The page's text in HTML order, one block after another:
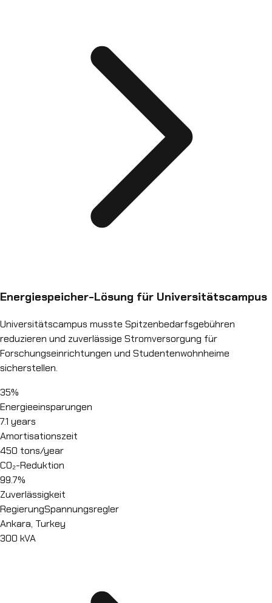
Energiespeicher-Lösung für Universitätscampus
Universitätscampus musste Spitzenbedarfsgebühren
reduzieren und zuverlässige Stromversorgung für
Forschungseinrichtungen und Studentenwohnheime
sicherstellen.
35%
Energieeinsparungen
7.1 years
Amortisationszeit
450 tons/year
CO₂-Reduktion
99.7%
Zuverlässigkeit
RegierungSpannungsregler
Ankara, Turkey
300 kVA